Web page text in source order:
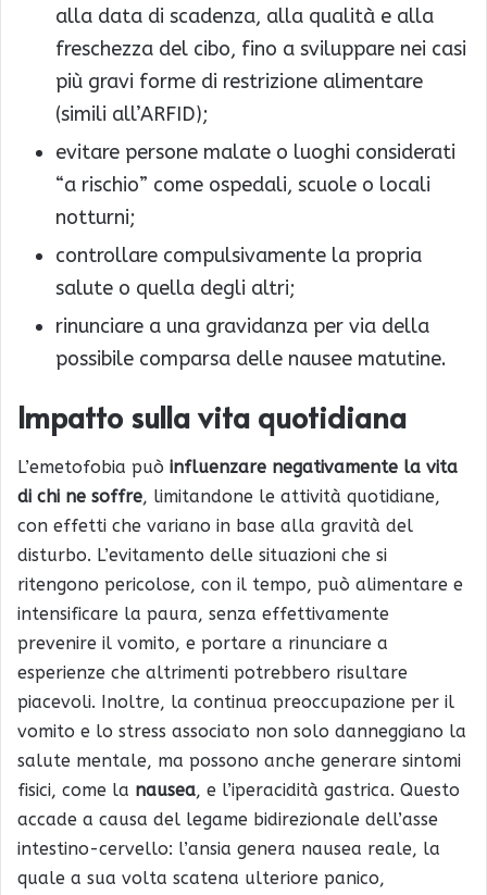
alla data di scadenza, alla qualità e alla
freschezza del cibo, fino a sviluppare nei casi
più gravi forme di restrizione alimentare
(simili all’ARFID);
evitare persone malate o luoghi considerati
“a rischio” come ospedali, scuole o locali
notturni;
controllare compulsivamente la propria
salute o quella degli altri;
rinunciare a una gravidanza per via della
possibile comparsa delle nausee matutine.
Impatto sulla vita quotidiana
L’emetofobia può influenzare negativamente la vita
di chi ne soffre, limitandone le attività quotidiane,
con effetti che variano in base alla gravità del
disturbo. L’evitamento delle situazioni che si
ritengono pericolose, con il tempo, può alimentare e
intensificare la paura, senza effettivamente
prevenire il vomito, e portare a rinunciare a
esperienze che altrimenti potrebbero risultare
piacevoli. Inoltre, la continua preoccupazione per il
vomito e lo stress associato non solo danneggiano la
salute mentale, ma possono anche generare sintomi
fisici, come la nausea, e l’iperacidità gastrica. Questo
accade a causa del legame bidirezionale dell’asse
intestino-cervello: l’ansia genera nausea reale, la
quale a sua volta scatena ulteriore panico,